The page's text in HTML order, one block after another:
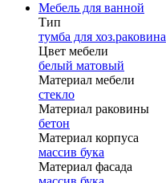
Мебель для ванной
Тип
тумба для хоз.раковина
Цвет мебели
белый матовый
Материал мебели
стекло
Материал раковины
бетон
Материал корпуса
массив бука
Материал фасада